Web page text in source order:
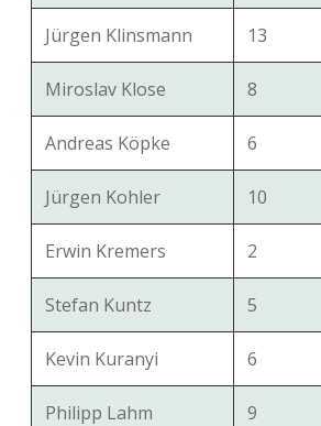
Jürgen Klinsmann 13
Miroslav Klose 8
Andreas Köpke 6
Jürgen Kohler 10
Erwin Kremers 2
Stefan Kuntz 5
Kevin Kuranyi 6
Philipp Lahm 9